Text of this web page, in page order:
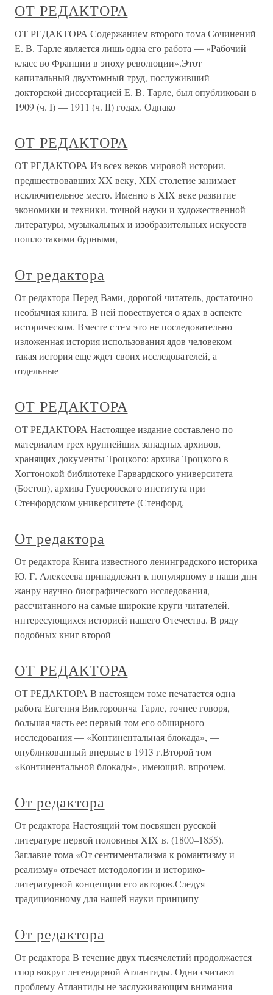
ОТ РЕДАКТОРА
ОТ РЕДАКТОРА Содержанием второго тома Сочинений
Е. В. Тарле является лишь одна его работа — «Рабочий
класс во Франции в эпоху революции».Этот
капитальный двухтомный труд, послуживший
докторской диссертацией Е. В. Тарле, был опубликован в
1909 (ч. I) — 1911 (ч. II) годах. Однако
ОТ РЕДАКТОРА
ОТ РЕДАКТОРА Из всех веков мировой истории,
предшествовавших XX веку, XIX столетие занимает
исключительное место. Именно в XIX веке развитие
экономики и техники, точной науки и художественной
литературы, музыкальных и изобразительных искусств
пошло такими бурными,
От редактора
От редактора Перед Вами, дорогой читатель, достаточно
необычная книга. В ней повествуется о ядах в аспекте
историческом. Вместе с тем это не последовательно
изложенная история использования ядов человеком –
такая история еще ждет своих исследователей, а
отдельные
ОТ РЕДАКТОРА
ОТ РЕДАКТОРА Настоящее издание составлено по
материалам трех крупнейших западных архивов,
хранящих документы Троцкого: архива Троцкого в
Хогтонокой библиотеке Гарвардского университета
(Бостон), архива Гуверовского института при
Стенфордском университете (Стенфорд,
От редактора
От редактора Книга известного ленинградского историка
Ю. Г. Алексеева принадлежит к популярному в наши дни
жанру научно-биографического исследования,
рассчитанного на самые широкие круги читателей,
интересующихся историей нашего Отечества. В ряду
подобных книг второй
ОТ РЕДАКТОРА
ОТ РЕДАКТОРА В настоящем томе печатается одна
работа Евгения Викторовича Тарле, точнее говоря,
большая часть ее: первый том его обширного
исследования — «Континентальная блокада», —
опубликованный впервые в 1913 г.Второй том
«Континентальной блокады», имеющий, впрочем,
От редактора
От редактора Настоящий том посвящен русской
литературе первой половины XIX в. (1800–1855).
Заглавие тома «От сентиментализма к романтизму и
реализму» отвечает методологии и историко-
литературной концепции его авторов.Следуя
традиционному для нашей науки принципу
От редактора
От редактора В течение двух тысячелетий продолжается
спор вокруг легендарной Атлантиды. Одни считают
проблему Атлантиды не заслуживающим внимания